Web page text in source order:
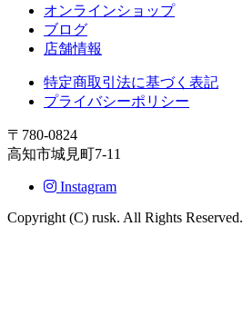
オンラインショップ
ブログ
店舗情報
特定商取引法に基づく表記
プライバシーポリシー
〒780-0824
高知市城見町7-11
Instagram
Copyright (C) rusk. All Rights Reserved.